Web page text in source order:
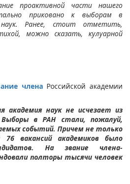
проактивной части нашего
приковано к выборам в
наук. Ранее, стоит отметить,
можно сказать, кулуарной
членаРоссийской академии
академия наук не исчезает из
Выборы в РАН стали, пожалуй,
событий. Причем не только
вакансий академиков было
На звание члена-
полторы тысячи человек